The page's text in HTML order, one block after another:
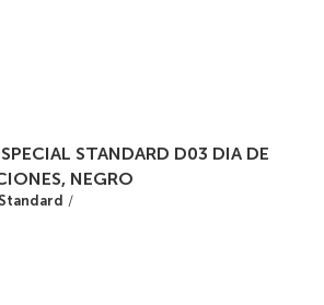
STANDARD D03 DIA DE
NEGRO
/